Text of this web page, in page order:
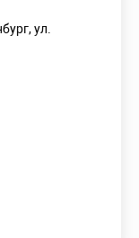
ул.